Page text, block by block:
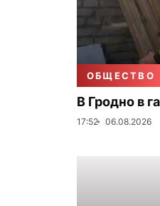
ОБЩЕСТВО
В Гродно в
17:52 06.08.2026